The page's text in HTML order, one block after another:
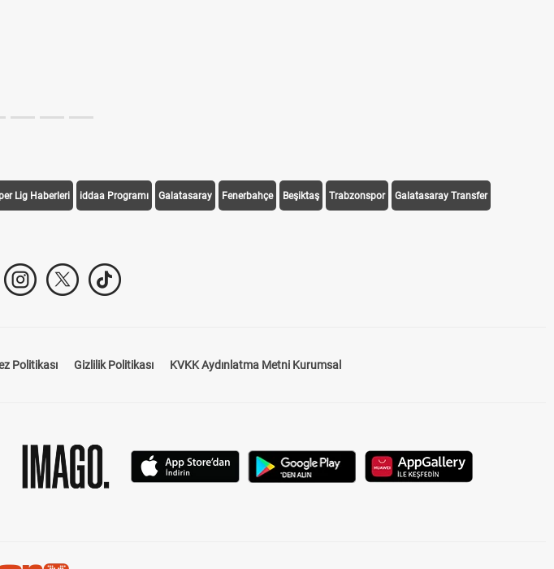
Lig Haberleri iddaa Programı Galatasaray Fenerbahçe Beşiktaş Trabzonspor Galatasaray Transfer
Politikası Gizlilik Politikası KVKK Aydınlatma Metni Kurumsal